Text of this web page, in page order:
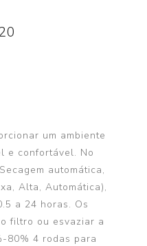
um ambiente
e confortável. No
automática,
Alta, Automática),
a 24 horas. Os
filtro ou esvaziar a
80% 4 rodas para